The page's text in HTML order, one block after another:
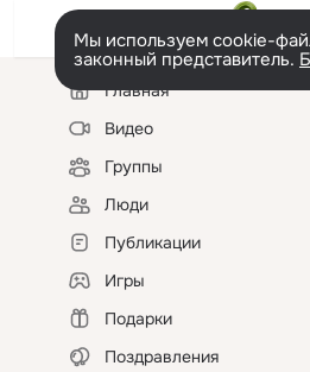
Мы используем cookie-
законный представитель.
Левая
колонкаГлавная
Видео
Группы
Люди
Публикации
Игры
Подарки
Поздравления